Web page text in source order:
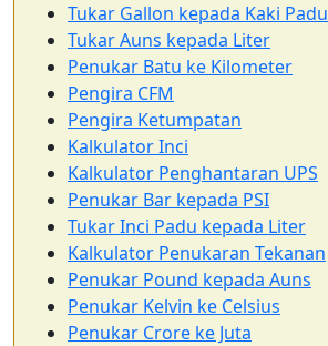
Tukar Gallon kepada Kaki Padu
Tukar Auns kepada Liter
Penukar Batu ke Kilometer
Pengira CFM
Pengira Ketumpatan
Kalkulator Inci
Kalkulator Penghantaran UPS
Penukar Bar kepada PSI
Tukar Inci Padu kepada Liter
Kalkulator Penukaran Tekanan
Penukar Pound kepada Auns
Penukar Kelvin ke Celsius
Penukar Crore ke Juta